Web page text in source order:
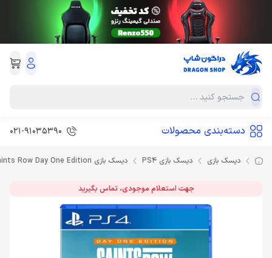
دسته‌بندی محصولات 021-91035390
دیسک بازی دیسک بازی PS4 دیسک بازی Saints Row Day One Edition برای PS4
جهت استعلام موجودی، تماس بگیرید